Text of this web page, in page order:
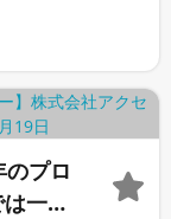
のプロ
一生